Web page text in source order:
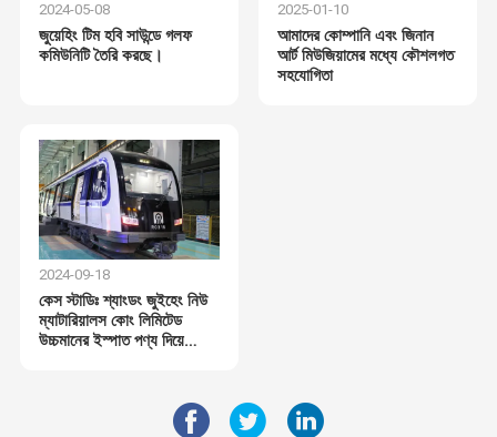
2024-05-08
জুয়েহিং টিম হবি সাউন্ডে গলফ
কমিউনিটি তৈরি করছে।
2025-01-10
আমাদের কোম্পানি এবং জিনান
আর্ট মিউজিয়ামের মধ্যে কৌশলগত
সহযোগিতা
2024-09-18
কেস স্টাডিঃ শ্যাংডং জুইহেং নিউ
ম্যাটারিয়ালস কোং লিমিটেড
উচ্চমানের ইস্পাত পণ্য দিয়ে